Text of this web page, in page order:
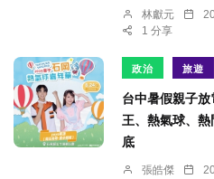
林獻元
1 分享
政治 旅遊
台中暑假親子
王、熱氣球、
底
張皓傑